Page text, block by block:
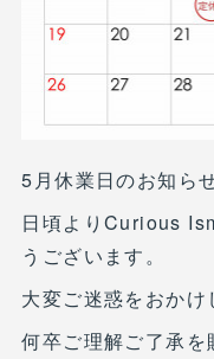
5月休業日のお知らせ
日頃よりCurious
うございます。
大変ご迷惑をおかけ
何卒ご理解ご了承を